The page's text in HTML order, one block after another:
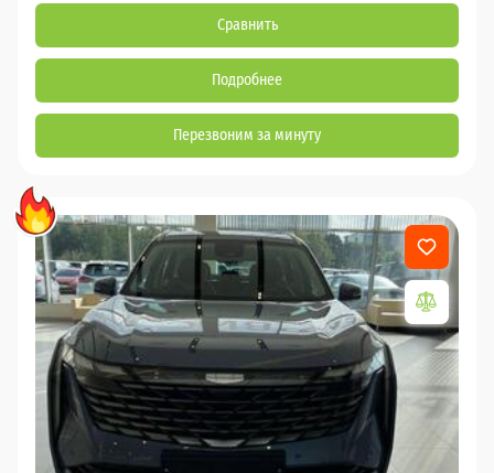
Сравнить
Подробнее
Перезвоним за минуту